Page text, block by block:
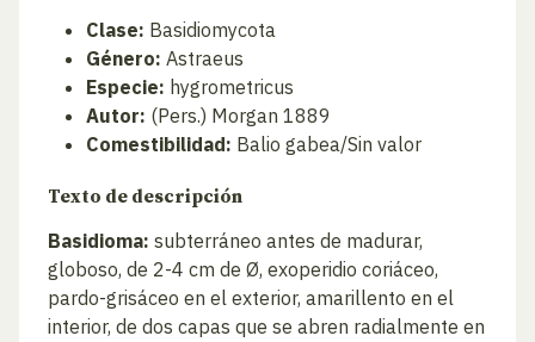
Clase: Basidiomycota
Género: Astraeus
Especie: hygrometricus
Autor: (Pers.) Morgan 1889
Comestibilidad: Balio gabea/Sin valor
Texto de descripción
Basidioma: subterráneo antes de madurar,
globoso, de 2-4 cm de Ø, exoperidio coriáceo,
pardo-grisáceo en el exterior, amarillento en el
interior, de dos capas que se abren radialmente en